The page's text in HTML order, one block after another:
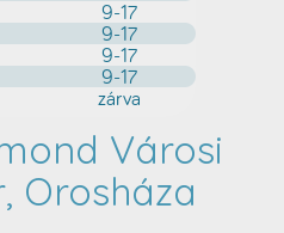
Városi
Orosháza